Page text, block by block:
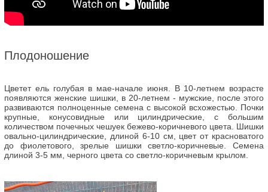
Плодоношение
Цветет ель голубая в мае-начале июня. В 10-летнем возрасте
появляются женские шишки, в 20-летнем - мужские, после этого
развиваются полноценные семена с высокой всхожестью. Почки
крупные, конусовидные или цилиндрические, с большим
количеством почечных чешуек бежево-коричневого цвета. Шишки
овально-цилиндрические, длиной 6-10 см, цвет от красноватого
до фиолетового, зрелые шишки светло-коричневые. Семена
длиной 3-5 мм, черного цвета со светло-коричневым крылом.